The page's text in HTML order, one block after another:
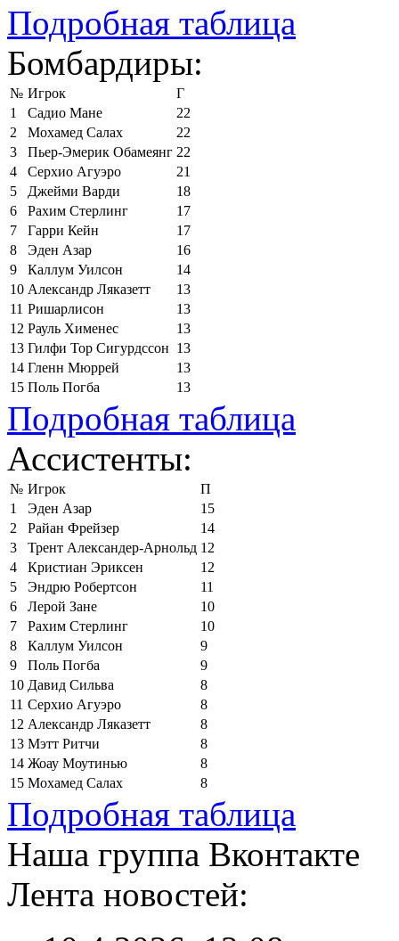
Подробная таблица
Бомбардиры:
№ Игрок
Г
1
Садио Мане
22
2
Мохамед Салах
22
3
Пьер-Эмерик Обамеянг 22
4
Серхио Агуэро
21
5
Джейми Варди
18
6
Рахим Стерлинг
17
7
Гарри Кейн
17
8
Эден Азар
16
9
Каллум Уилсон
14
10 Александр Ляказетт
13
11 Ришарлисон
13
12 Рауль Хименес
13
13 Гилфи Тор Сигурдссон 13
14 Гленн Мюррей
13
15 Поль Погба 13
Подробная таблица
Ассистенты:
№ Игрок
П
1
Эден Азар
15
2
Райан Фрейзер
14
3
Трент Александер-Арнольд 12
4
Кристиан Эриксен
12
5
Эндрю Робертсон
11
6
Лерой Зане
10
7
Рахим Стерлинг
10
8
Каллум Уилсон
9
9
Поль Погба
9
10 Давид Сильва
8
11 Серхио Агуэро
8
12 Александр Ляказетт
8
13 Мэтт Ритчи
8
14 Жоау Моутинью
8
15 Мохамед Салах 8
Подробная таблица
Наша группа Вконтакте
Лента новостей: